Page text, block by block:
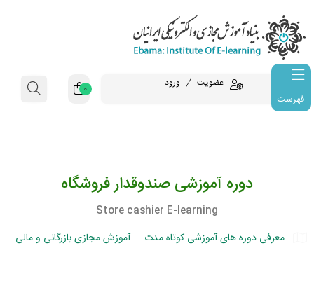
عضویت ورود 0
فهرست
دوره آموزشی صندوقدار فروشگاه
Store cashier E-learning
معرفی دوره های آموزشی کوتاه مدت
آموزش مجازی بازرگانی و مالی